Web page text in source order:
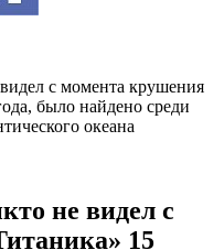
с момента крушения
было найдено среди
океана
не видел с
15